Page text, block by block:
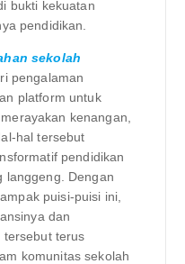
bukti kekuatan
pendidikan.
sekolah
pengalaman
platform untuk
kenangan,
hal tersebut
pendidikan
langgeng. Dengan
puisi-puisi ini,
dan
tersebut terus
komunitas sekolah